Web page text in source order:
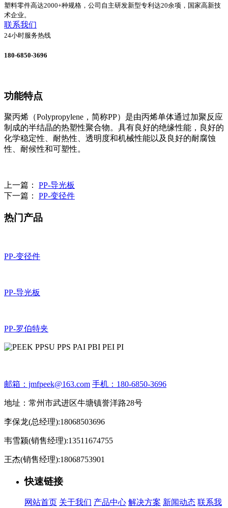
塑料零件高达2000+种规格，公司自主研发新型专利达20余项，国家高新技
术企业。
联系我们
24小时服务热线
180-6850-3696
功能特点
聚丙烯（Polypropylene，简称PP）是由丙烯单体通过加聚反应
制成的半结晶的热塑性聚合物。具有良好的绝缘性能，良好的
化学稳定性、耐热性、透明度和机械性能以及良好的耐腐蚀
性、耐候性和可塑性。
上一篇： PP-导光板
下一篇： PP-变径件
热门产品
PP-变径件
PP-导光板
PP-罗伯特夹
邮箱：jmfpeek@163.com 手机：180-6850-3696
地址：常州市武进区牛塘镇誉洋路28号
李保龙(总经理):18068503696
韦雪颍(销售经理):13511674755
王杰(销售经理):18068753901
快速链接
网站首页 关于我们 产品中心 解决方案 新闻动态 联系我